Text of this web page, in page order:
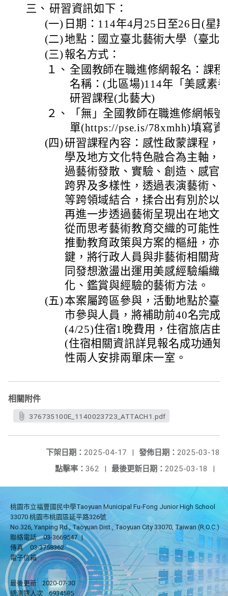
三、 研習資訊如下：
(一) 日期：114年4月25日至26日(星
(二)地點：國立臺北藝術大學（臺北
(三) 報名方式：
１、 全國教師在職進修網報名：課
名稱：(北區場)114年「美感素
研習課程(北藝大)
２、
「無」全國教師在職進修網帳
單(https://pse.is/78xmhh)填寫資
(四)研習課程內容：感性啟蒙課程，
學及地方文化特色融合為主軸，
過藝術發散、實驗、創造、感官
跨界及多樣性，透過表演藝術、
等跨領域結合，揉合出有別於以
再進一步透過藝術呈現出在地文
從而思考藝術教育交織的可能性
推動教育政策與方案的樞紐，亦
鍵，將行政人員與非藝術相關背
同發想激盪出運用美感經驗編織
化、鑑賞與經驗的藝術方法。
(五) 本案屬跨區參與，活動地點於臺
市參與人員，將補助前40名完成
(4/25)住宿1晚費用，住宿旅店由
(住宿相關資訊詳見報名成功通
性兩人安排兩單床一室。
相關附件
376735100E_1140023723_ATTACH1.pdf
發佈日期： 2025-03-18
下架日期： 2025-04-17
|
最後更新日期： 2025-03-18 |
點擊率： 362 |
桃園市立福豐國民中學Taoyuan Municipal Fu-Fong Junior High School
33070 桃園市桃園區延平路326號
No.326, Yanping Rd., Taoyuan Dist., Taoyuan City 33070, Taiwan (R.O.C.)
聯絡電話
03-3669547 |
傳真
03-3758362
電子信箱
最後更新
2020-07-30
總瀏覽人次
6934585